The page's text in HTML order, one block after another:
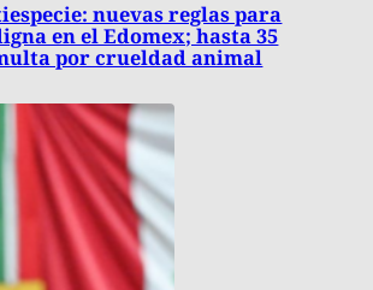
nuevas reglas para
en el Edomex; hasta 35
por crueldad animal